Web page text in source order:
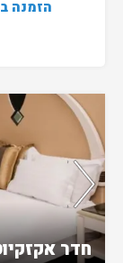
הזמנה
נותרו 5 חדרים אחרונים בממשק!
חדר